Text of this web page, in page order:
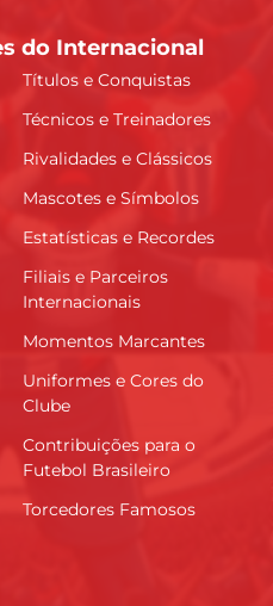
do Internacional
Títulos e Conquistas
Técnicos e Treinadores
Rivalidades e Clássicos
Mascotes e Símbolos
Estatísticas e Recordes
Filiais e Parceiros
Internacionais
Momentos Marcantes
Uniformes e Cores do
Clube
Contribuições para o
Futebol Brasileiro
Torcedores Famosos